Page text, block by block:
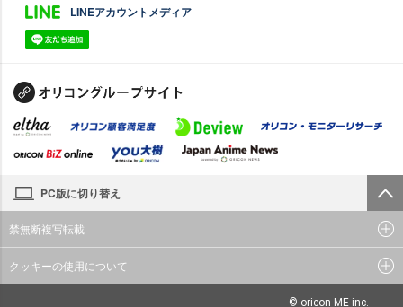
LINEアカウントメディア
PC版に切り替え
禁無断複写転載
クッキーの使用について
© oricon ME inc.